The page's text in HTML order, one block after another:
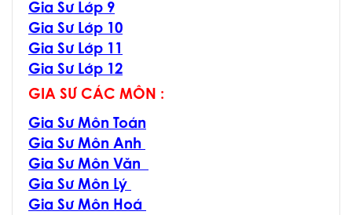
Gia Sư Lớp 9
Gia Sư Lớp 10
Gia Sư Lớp 11
Gia Sư Lớp 12
GIA SƯ CÁC MÔN :
Gia Sư Môn Toán
Gia Sư Môn Anh
Gia Sư Môn Văn
Gia Sư Môn Lý
Gia Sư Môn Hoá